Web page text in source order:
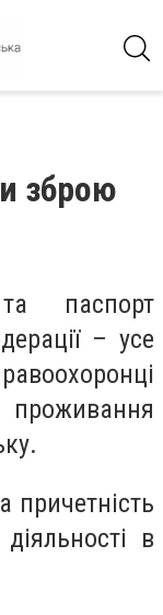
зброю
паспорт
– усе
причетність
в